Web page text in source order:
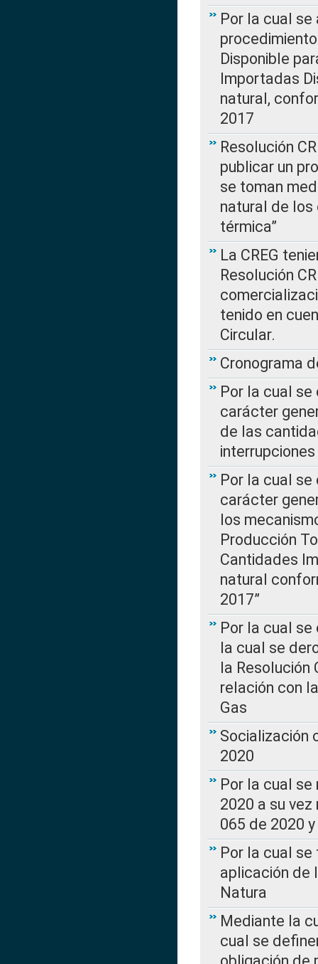
Por la cual
Disponible
Importadas
natural,
2017
Resolución
publicar un
se toman
natural de los
térmica”
La CREG
Resolución
tenido en
Circular.
Cronograma
Por la cual
carácter
de las
Por la cual
carácter
los
Producción
Cantidades
natural
2017”
Por la cual
la cual se
la Resolución
relación con
Gas
Socialización
2020
Por la cual se
2020 a su
065 de 2020
Por la cual
aplicación de
Natura
Mediante la
cual se